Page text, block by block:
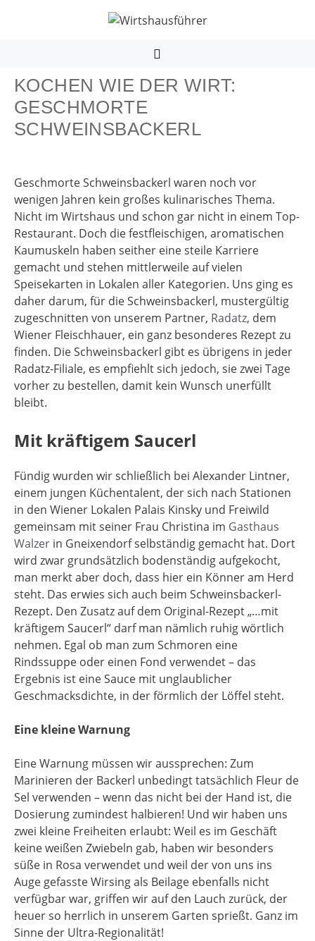
KOCHEN WIE DER WIRT:
GESCHMORTE
SCHWEINSBACKERL
Geschmorte Schweinsbackerl waren noch vor
wenigen Jahren kein großes kulinarisches Thema.
Nicht im Wirtshaus und schon gar nicht in einem Top-
Restaurant. Doch die festfleischigen, aromatischen
Kaumuskeln haben seither eine steile Karriere
gemacht und stehen mittlerweile auf vielen
Speisekarten in Lokalen aller Kategorien. Uns ging es
daher darum, für die Schweinsbackerl, mustergültig
zugeschnitten von unserem Partner, Radatz, dem
Wiener Fleischhauer, ein ganz besonderes Rezept zu
finden. Die Schweinsbackerl gibt es übrigens in jeder
Radatz-Filiale, es empfiehlt sich jedoch, sie zwei Tage
vorher zu bestellen, damit kein Wunsch unerfüllt
bleibt.
Mit kräftigem Saucerl
Fündig wurden wir schließlich bei Alexander Lintner,
einem jungen Küchentalent, der sich nach Stationen
in den Wiener Lokalen Palais Kinsky und Freiwild
gemeinsam mit seiner Frau Christina im Gasthaus
Walzer in Gneixendorf selbständig gemacht hat. Dort
wird zwar grundsätzlich bodenständig aufgekocht,
man merkt aber doch, dass hier ein Könner am Herd
steht. Das erwies sich auch beim Schweinsbackerl-
Rezept. Den Zusatz auf dem Original-Rezept „…mit
kräftigem Saucerl“ darf man nämlich ruhig wörtlich
nehmen. Egal ob man zum Schmoren eine
Rindssuppe oder einen Fond verwendet – das
Ergebnis ist eine Sauce mit unglaublicher
Geschmacksdichte, in der förmlich der Löffel steht.
Eine kleine Warnung
Eine Warnung müssen wir aussprechen: Zum
Marinieren der Backerl unbedingt tatsächlich Fleur de
Sel verwenden – wenn das nicht bei der Hand ist, die
Dosierung zumindest halbieren! Und wir haben uns
zwei kleine Freiheiten erlaubt: Weil es im Geschäft
keine weißen Zwiebeln gab, haben wir besonders
süße in Rosa verwendet und weil der von uns ins
Auge gefasste Wirsing als Beilage ebenfalls nicht
verfügbar war, griffen wir auf den Lauch zurück, der
heuer so herrlich in unserem Garten sprießt. Ganz im
Sinne der Ultra-Regionalität!